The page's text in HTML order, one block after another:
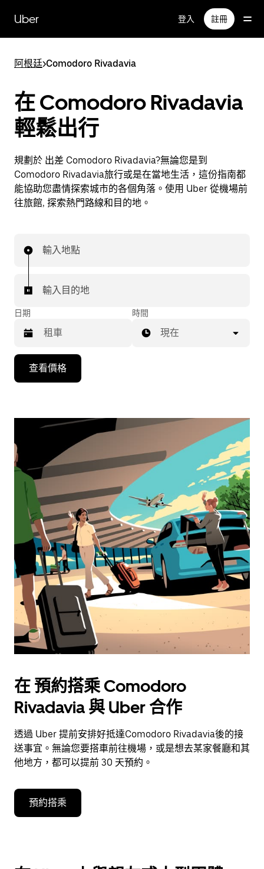
Uber 登入 註冊
阿根廷>Comodoro Rivadavia
在 Comodoro Rivadavia
輕鬆出行
規劃於 出差 Comodoro Rivadavia?無論您是到
Comodoro Rivadavia旅行或是在當地生活，這份指南都
能協助您盡情探索城市的各個角落。使用 Uber 從機場前
往旅館, 探索熱門路線和目的地。
輸入地點
輸入目的地
日期
向
頭
即
可
選
擇
日
期。
離
開
鈕
即
可
閉
行
事
時間
現在
查看價格
在 預約搭乘 Comodoro
Rivadavia 與 Uber 合作
透過 Uber 提前安排好抵達Comodoro Rivadavia後的接
送事宜。無論您要搭車前往機場，或是想去某家餐廳和其
他地方，都可以提前 30 天預約。
預約搭乘